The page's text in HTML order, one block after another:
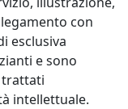
con
esclusiva
e sono
trattati
intellettuale.